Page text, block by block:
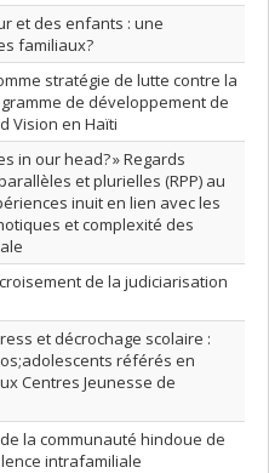
et des enfants : une
familiaux?
stratégie de lutte contre la
de développement de
Vision en Haïti
in our head? » Regards
et plurielles (RPP) au
inuit en lien avec les
et complexité des
de la judiciarisation
et décrochage scolaire :
référés en
Centres Jeunesse de
la communauté hindoue de
intrafamiliale